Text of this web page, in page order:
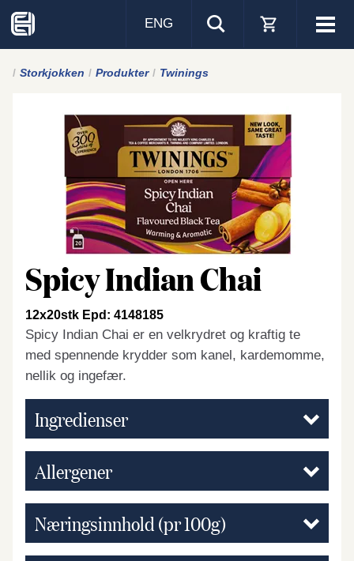
Visa
ENG
Storkjokken Produkter Twinings
Spicy Indian Chai
12x20stk Epd: 4148185
Spicy Indian Chai er en velkrydret og kraftig te
med spennende krydder som kanel, kardemomme,
nellik og ingefær.
Ingredienser
Allergener
Næringsinnhold (pr 100g)